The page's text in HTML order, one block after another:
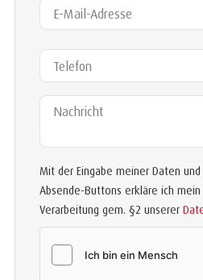
E-Mail-Adresse
Telefon
Nachricht
Mit der Eingabe meiner Daten
Absende-Buttons erkläre ich mein
Verarbeitung gem. §2 unserer